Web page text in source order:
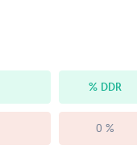
% DDR
0 %